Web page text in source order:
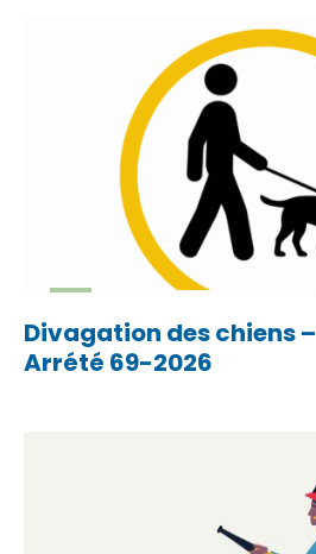
Divagation des chiens –
Arrété 69-2026